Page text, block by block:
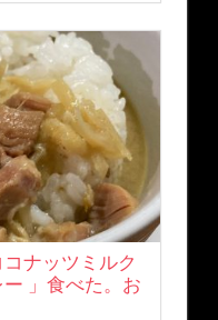
ナッツミルク
」食べた。お